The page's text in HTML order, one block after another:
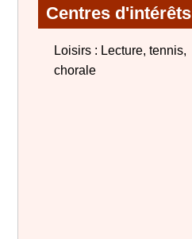
Centres d'intérêts
Loisirs : Lecture, tennis,
chorale